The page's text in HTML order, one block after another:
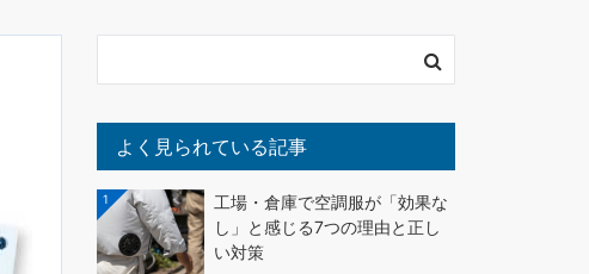
よく見られている記事
1
工場・倉庫で空調服が「効果な
し」と感じる7つの理由と正し
い対策